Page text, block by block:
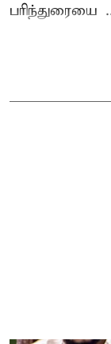
பரிந்துரையை